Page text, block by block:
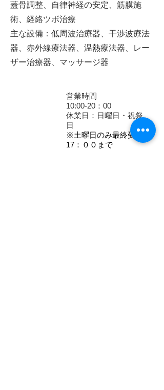
蓋骨調整、自律神経の安定、筋膜施
術、経絡ツボ治療
主な設備：低周波治療器、干渉波療法
器、赤外線療法器、温熱療法器、レー
ザー治療器、マッサージ器
営業時間
10:00-20：00
休業日 ：日曜日・祝祭
日
※土曜日のみ最終受付
17：００まで